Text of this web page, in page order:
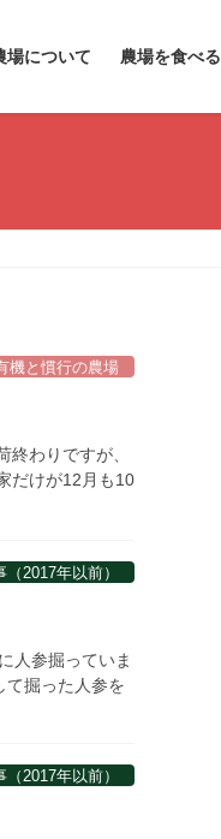
場について 農場を食べる
機と慣行の農場
わりですが、
だけが12月も10
2017年以前）
人参掘っていま
て掘った人参を
2017年以前）